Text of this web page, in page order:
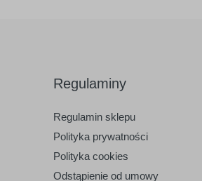
Regulaminy
Regulamin sklepu
Polityka prywatności
Polityka cookies
Odstąpienie od umowy